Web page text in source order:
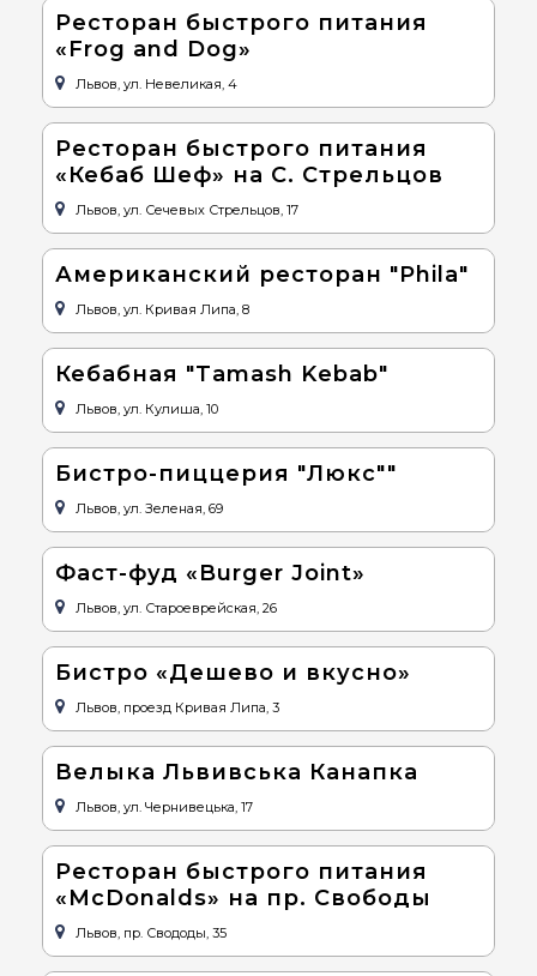
Ресторан быстрого питания
«Frog and Dog»
Львов, ул. Невеликая, 4
Ресторан быстрого питания
«Кебаб Шеф» на С. Стрельцов
Львов, ул. Сечевых Стрельцов, 17
Американский ресторан "Phila"
Львов, ул. Кривая Липа, 8
Кебабная "Tamash Kebab"
Львов, ул. Кулиша, 10
Бистро-пиццерия "Люкс""
Львов, ул. Зеленая, 69
Фаст-фуд «Burger Joint»
Львов, ул. Староеврейская, 26
Бистро «Дешево и вкусно»
Львов, проезд Кривая Липа, 3
Велыка Львивська Канапка
Львов, ул. Чернивецька, 17
Ресторан быстрого питания
«McDonalds» на пр. Свободы
Львов, пр. Свододы, 35